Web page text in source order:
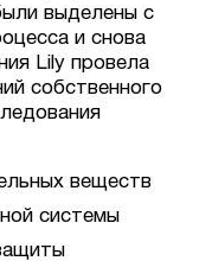
выделены с
и снова
Lily провела
собственного
веществ
системы